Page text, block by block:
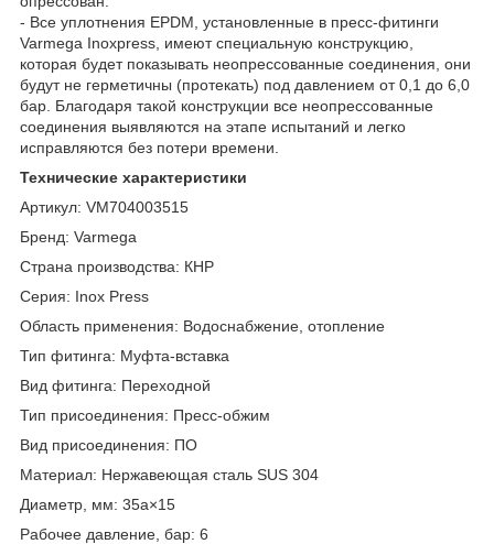
- Все уплотнения EPDM, установленные в пресс-фитинги
Varmega Inoxpress, имеют специальную конструкцию,
которая будет показывать неопрессованные соединения, они
будут не герметичны (протекать) под давлением от 0,1 до 6,0
бар. Благодаря такой конструкции все неопрессованные
соединения выявляются на этапе испытаний и легко
исправляются без потери времени.
Технические характеристики
Артикул: VM704003515
Бренд: Varmega
Страна производства: КНР
Серия: Inox Press
Область применения: Водоснабжение, отопление
Тип фитинга: Муфта-вставка
Вид фитинга: Переходной
Тип присоединения: Пресс-обжим
Вид присоединения: ПО
Материал: Нержавеющая сталь SUS 304
Диаметр, мм: 35a×15
Рабочее давление, бар: 6